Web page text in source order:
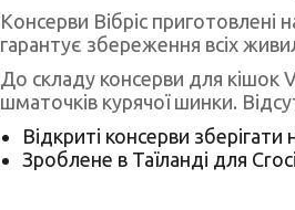
Консерви Вібріс приготовлені
гарантує збереження всіх
До складу консерви для кішок
шматочків курячої шинки.
Відкриті консерви
Зроблене в Таїланді для Croci